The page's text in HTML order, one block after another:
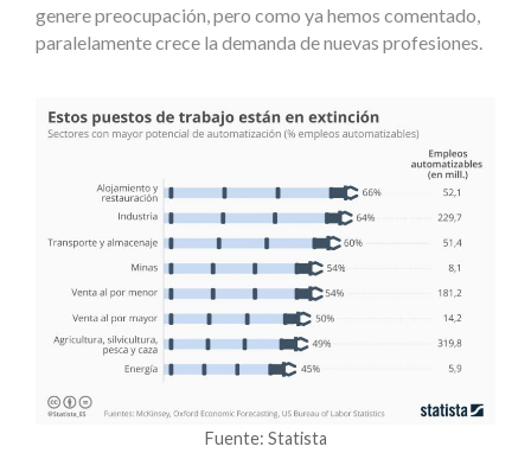
genere preocupación, pero como ya hemos comentado,
paralelamente crece la demanda de nuevas profesiones.
Fuente: Statista